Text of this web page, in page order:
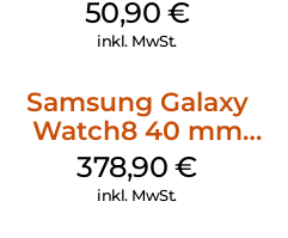
Watch8/Watch8
50,90 €
inkl. MwSt.
Samsung Galaxy
Watch8 40 mm
Graphite
378,90€
inkl. MwSt.